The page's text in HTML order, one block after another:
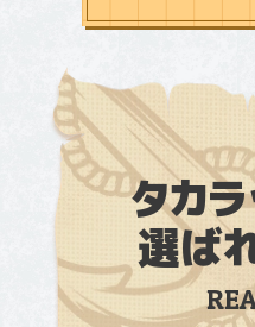
タカ
選ば